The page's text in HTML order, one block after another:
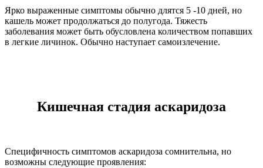
Ярко выраженные симптомы обычно длятся 5 -10 дней, но
кашель может продолжаться до полугода. Тяжесть
заболевания может быть обусловлена количеством попавших
в легкие личинок. Обычно наступает самоизлечение.
Кишечная стадия аскаридоза
Специфичность симптомов аскаридоза сомнительна, но
возможны следующие проявления: